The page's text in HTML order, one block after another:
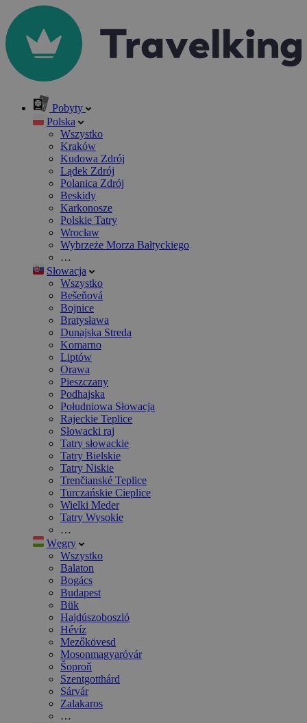
Pobyty
Polska
Wszystko
Kraków
Kudowa Zdrój
Lądek Zdrój
Polanica Zdrój
Beskidy
Karkonosze
Polskie Tatry
Wrocław
Wybrzeże Morza Bałtyckiego
…
Słowacja
Wszystko
Bešeňová
Bojnice
Bratysława
Dunajska Streda
Komarno
Liptów
Orawa
Pieszczany
Podhajska
Południowa Słowacja
Rajeckie Teplice
Słowacki raj
Tatry słowackie
Tatry Bielskie
Tatry Niskie
Trenčianské Teplice
Turczańskie Cieplice
Wielki Meder
Tatry Wysokie
…
Węgry
Wszystko
Balaton
Bogács
Budapest
Bük
Hajdúszoboszló
Hévíz
Mezőkövesd
Mosonmagyaróvár
Šoproň
Szentgotthárd
Sárvár
Zalakaros
…